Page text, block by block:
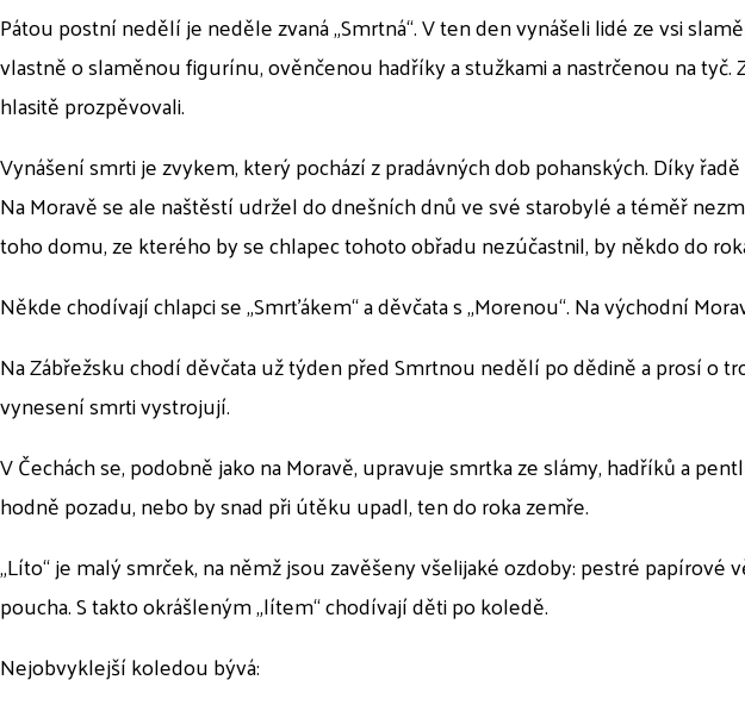
názvem
Postní
Smrtná
Pátou postní nedělí je neděle zvaná „Smrtná“. V ten den vynášeli lidé ze vsi
vlastně o slaměnou figurínu, ověnčenou hadříky a stužkami a nastrčenou na
hlasitě prozpěvovali.
Vynášení smrti je zvykem, který pochází z pradávných dob pohanských. Díky
Na Moravě se ale naštěstí udržel do dnešních dnů ve své starobylé a téměř
toho domu, ze kterého by se chlapec tohoto obřadu nezúčastnil, by někdo do
Někde chodívají chlapci se „Smrťákem“ a děvčata s „Morenou“. Na východní
Na Zábřežsku chodí děvčata už týden před Smrtnou nedělí po dědině a prosí o
vynesení smrti vystrojují.
V Čechách se, podobně jako na Moravě, upravuje smrtka ze slámy, hadříků a
hodně pozadu, nebo by snad při útěku upadl, ten do roka zemře.
„Líto“ je malý smrček, na němž jsou zavěšeny všelijaké ozdoby: pestré
poucha. S takto okrášleným „lítem“ chodívají děti po koledě.
Nejobvyklejší koledou bývá: